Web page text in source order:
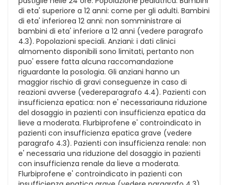
di eta' superiore a 12 anni: come per gli adulti. Bambini
di eta' inferiorea 12 anni: non somministrare ai
bambini di eta' inferiore a 12 anni (vedere paragrafo
4.3). Popolazioni speciali. Anziani: i dati clinici
almomento disponibili sono limitati, pertanto non
puo' essere fatta alcuna raccomandazione
riguardante la posologia. Gli anziani hanno un
maggior rischio di gravi conseguenze in caso di
reazioni avverse (vedereparagrafo 4.4). Pazienti con
insufficienza epatica: non e' necessariauna riduzione
del dosaggio in pazienti con insufficienza epatica da
lieve a moderata. Flurbiprofene e' controindicato in
pazienti con insufficienza epatica grave (vedere
paragrafo 4.3). Pazienti con insufficienza renale: non
e' necessaria una riduzione del dosaggio in pazienti
con insufficienza renale da lieve a moderata.
Flurbiprofene e' controindicato in pazienti con